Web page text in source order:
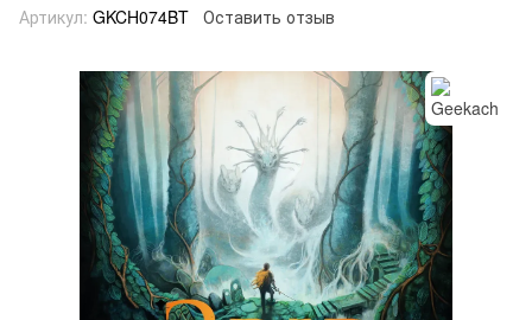
Артикул: GKCH074BT Оставить отзыв